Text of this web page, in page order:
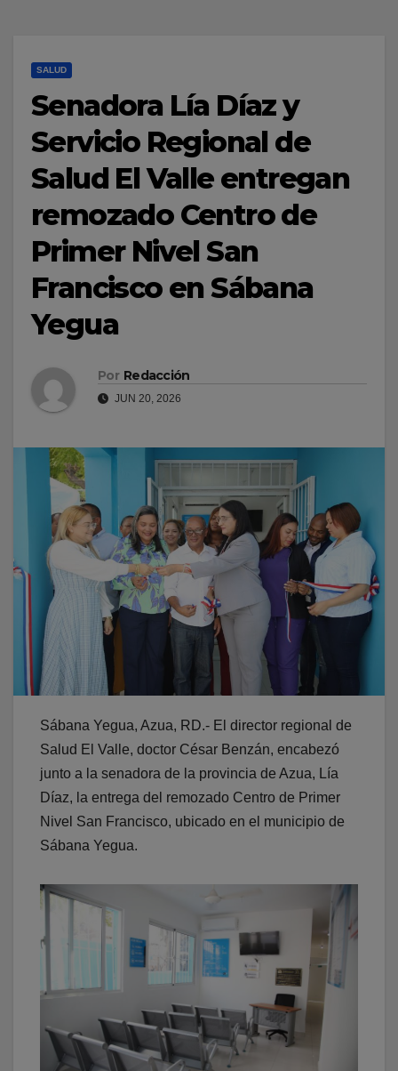
SALUD
Senadora Lía Díaz y
Servicio Regional de
Salud El Valle entregan
remozado Centro de
Primer Nivel San
Francisco en Sábana
Yegua
Por Redacción
JUN 20, 2026
Sábana Yegua, Azua, RD.- El director regional de
Salud El Valle, doctor César Benzán, encabezó
junto a la senadora de la provincia de Azua, Lía
Díaz, la entrega del remozado Centro de Primer
Nivel San Francisco, ubicado en el municipio de
Sábana Yegua.